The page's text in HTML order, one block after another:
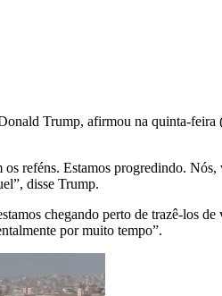
Trump, afirmou na quinta-feira
os reféns. Estamos progredindo.
disse Trump.
chegando perto de trazê-los
por muito tempo”.